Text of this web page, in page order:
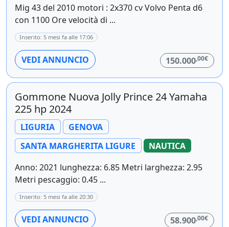
Mig 43 del 2010 motori : 2x370 cv Volvo Penta d6
con 1100 Ore velocità di ...
Inserito: 5 mesi fa alle 17:06
VEDI ANNUNCIO 150.000,00€
Gommone Nuova Jolly Prince 24 Yamaha
225 hp 2024
LIGURIA
GENOVA
SANTA MARGHERITA LIGURE
NAUTICA
Anno: 2021 lunghezza: 6.85 Metri larghezza: 2.95
Metri pescaggio: 0.45 ...
Inserito: 5 mesi fa alle 20:30
VEDI ANNUNCIO 58.900,00€